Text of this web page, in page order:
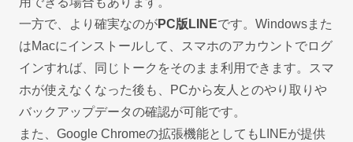
一方で、より確実なのがPC版LINEです。Windowsまた
はMacにインストールして、スマホのアカウントでログ
インすれば、同じトークをそのまま利用できます。スマ
ホが使えなくなった後も、PCから友人とのやり取りや
バックアップデータの確認が可能です。
また、Google Chromeの拡張機能としてもLINEが提供